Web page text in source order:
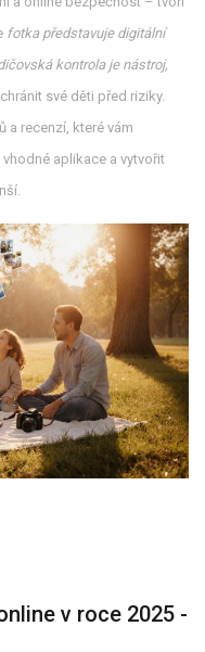
fotka představuje digitální
kontrola je nástroj,
své děti před riziky.
a recenzí, které vám
aplikace a vytvořit
v roce 2025 -